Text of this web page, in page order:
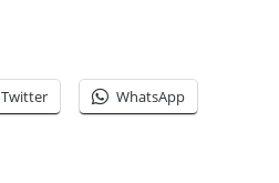
Twitter WhatsApp